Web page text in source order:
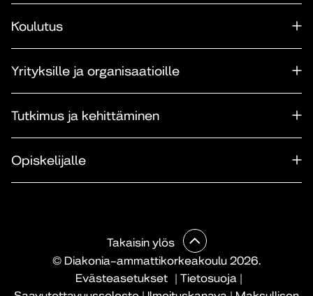
Koulutus
Yrityksille ja organisaatioille
Tutkimus ja kehittäminen
Opiskelijalle
© Diakonia–ammattikorkeakoulu 2026.
Evästeasetukset
| Tietosuoja|
Takaisin ylös